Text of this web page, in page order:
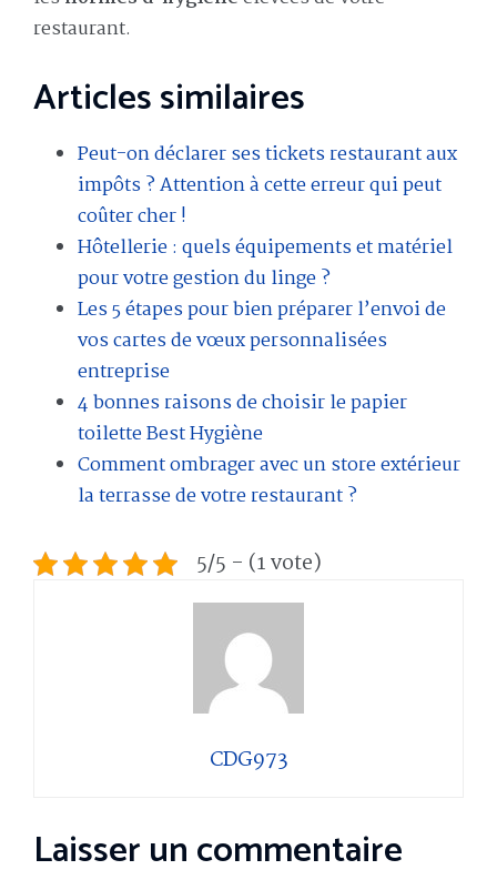
restaurant.
Articles similaires
Peut-on déclarer ses tickets restaurant aux
impôts ? Attention à cette erreur qui peut
coûter cher !
Hôtellerie : quels équipements et matériel
pour votre gestion du linge ?
Les 5 étapes pour bien préparer l’envoi de
vos cartes de vœux personnalisées
entreprise
4 bonnes raisons de choisir le papier
toilette Best Hygiène
Comment ombrager avec un store extérieur
la terrasse de votre restaurant ?
5/5 - (1 vote)
CDG973
Laisser un commentaire